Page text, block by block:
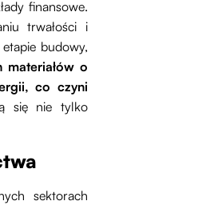
finansowe.
trwałości i
budowy,
materiałów o
co czyni
się nie tylko
sektorach